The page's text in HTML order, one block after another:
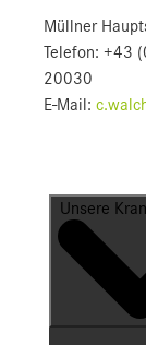
Müllner
Telefon: +43
20030
E-Mail:
Unsere